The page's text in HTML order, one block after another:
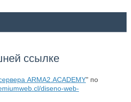
ссылке
ARMA2.ACADEMY" по
diseno-web-